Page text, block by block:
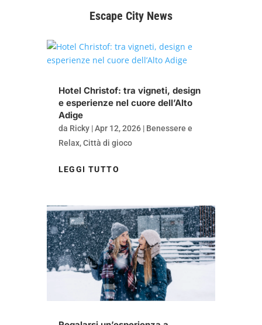
Escape City News
Hotel Christof: tra vigneti, design
e esperienze nel cuore dell’Alto
Adige
da Ricky|Apr 12, 2026| Benessere e
Relax,Città di gioco
LEGGI TUTTO